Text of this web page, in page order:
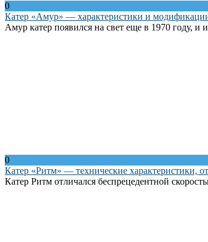
0
Катер «Амур» — характеристики и
Амур катер появился на свет еще в 1970 году, и
0
Катер «Ритм» — технические характеристики,
Катер Ритм отличался беспрецедентной